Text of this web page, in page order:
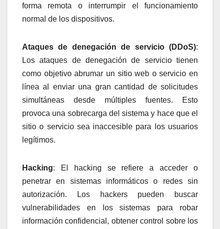
forma remota o interrumpir el funcionamiento
normal de los dispositivos.
Ataques de denegación de servicio (DDoS):
Los ataques de denegación de servicio tienen
como objetivo abrumar un sitio web o servicio en
línea al enviar una gran cantidad de solicitudes
simultáneas desde múltiples fuentes. Esto
provoca una sobrecarga del sistema y hace que el
sitio o servicio sea inaccesible para los usuarios
legítimos.
Hacking: El hacking se refiere a acceder o
penetrar en sistemas informáticos o redes sin
autorización. Los hackers pueden buscar
vulnerabilidades en los sistemas para robar
información confidencial, obtener control sobre los